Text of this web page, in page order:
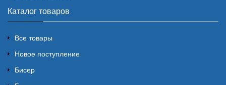
Каталог товаров
Все товары
Новое поступление
Бисер